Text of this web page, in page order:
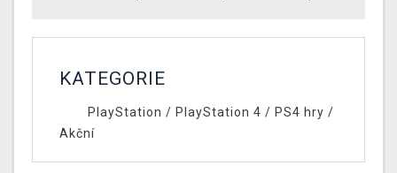
KATEGORIE
PlayStation / PlayStation 4 / PS4 hry /
Akční